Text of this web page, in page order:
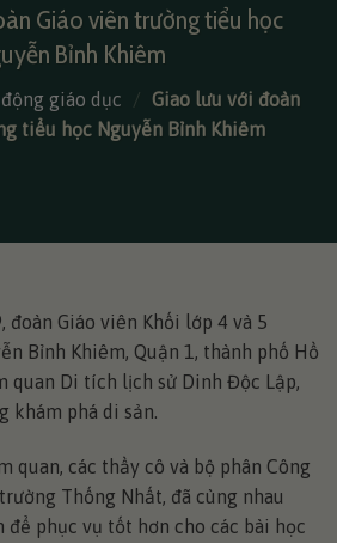
Giáo viên trường tiểu học
Bỉnh Khiêm
giáo dục / Giao lưu với đoàn
tiểu học Nguyễn Bỉnh Khiêm
đoàn Giáo viên Khối lớp 4 và 5
Bỉnh Khiêm, Quận 1, thành phố Hồ
quan Di tích lịch sử Dinh Độc Lập,
khám phá di sản.
quan, các thầy cô và bộ phân Công
Thống Nhất, đã cùng nhau
phục vụ tốt hơn cho các bài học